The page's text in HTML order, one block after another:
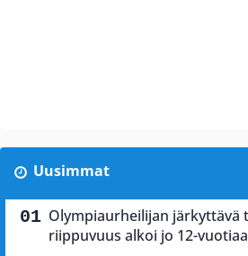
Uusimmat
Olympiaurheilijan järkyttävä
riippuvuus alkoi jo 12-